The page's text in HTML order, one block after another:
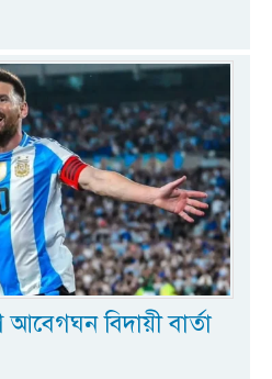
বিদায়ী বার্তা